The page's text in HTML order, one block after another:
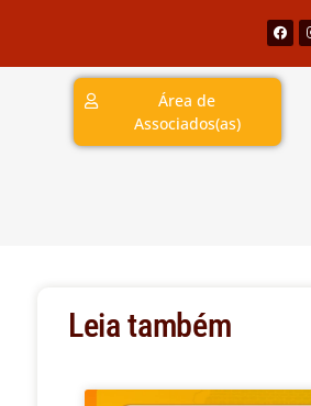
Área de
Associados(as)
Leia também